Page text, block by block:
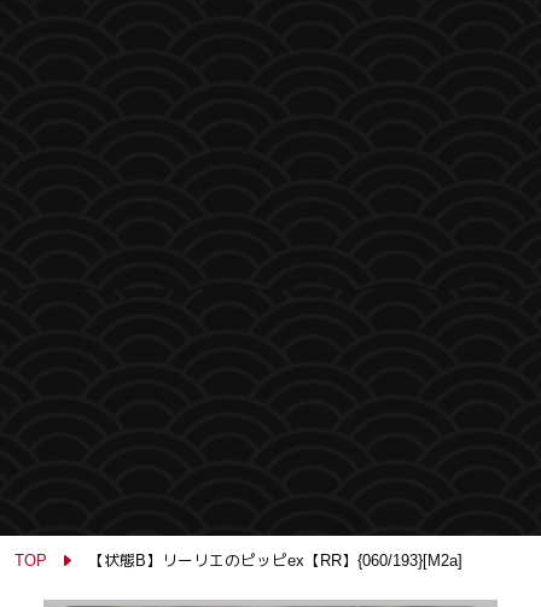
TOP 【状態B】リーリエのピッピex【RR】{060/193}[M2a]